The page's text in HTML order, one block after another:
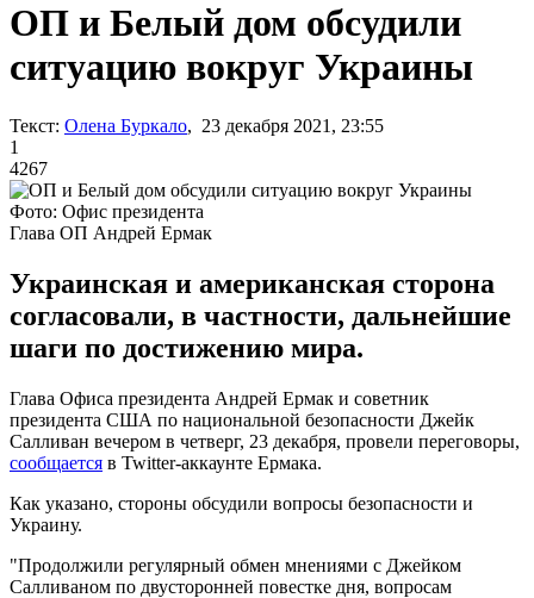
ОП и Белый дом обсудили
ситуацию вокруг Украины
Текст: Олена Буркало, 23 декабря 2021, 23:55
1
4267
Фото: Офис президента
Глава ОП Андрей Ермак
Украинская и американская сторона
согласовали, в частности, дальнейшие
шаги по достижению мира.
Глава Офиса президента Андрей Ермак и советник
президента США по национальной безопасности Джейк
Салливан вечером в четверг, 23 декабря, провели переговоры,
сообщается в Twitter-аккаунте Ермака.
Как указано, стороны обсудили вопросы безопасности и
Украину.
"Продолжили регулярный обмен мнениями с Джейком
Салливаном по двусторонней повестке дня, вопросам